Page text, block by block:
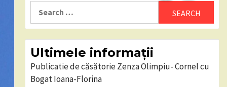
Ultimele informații
Publicatie de căsătorie Zenza Olimpiu- Cornel cu
Bogat Ioana-Florina